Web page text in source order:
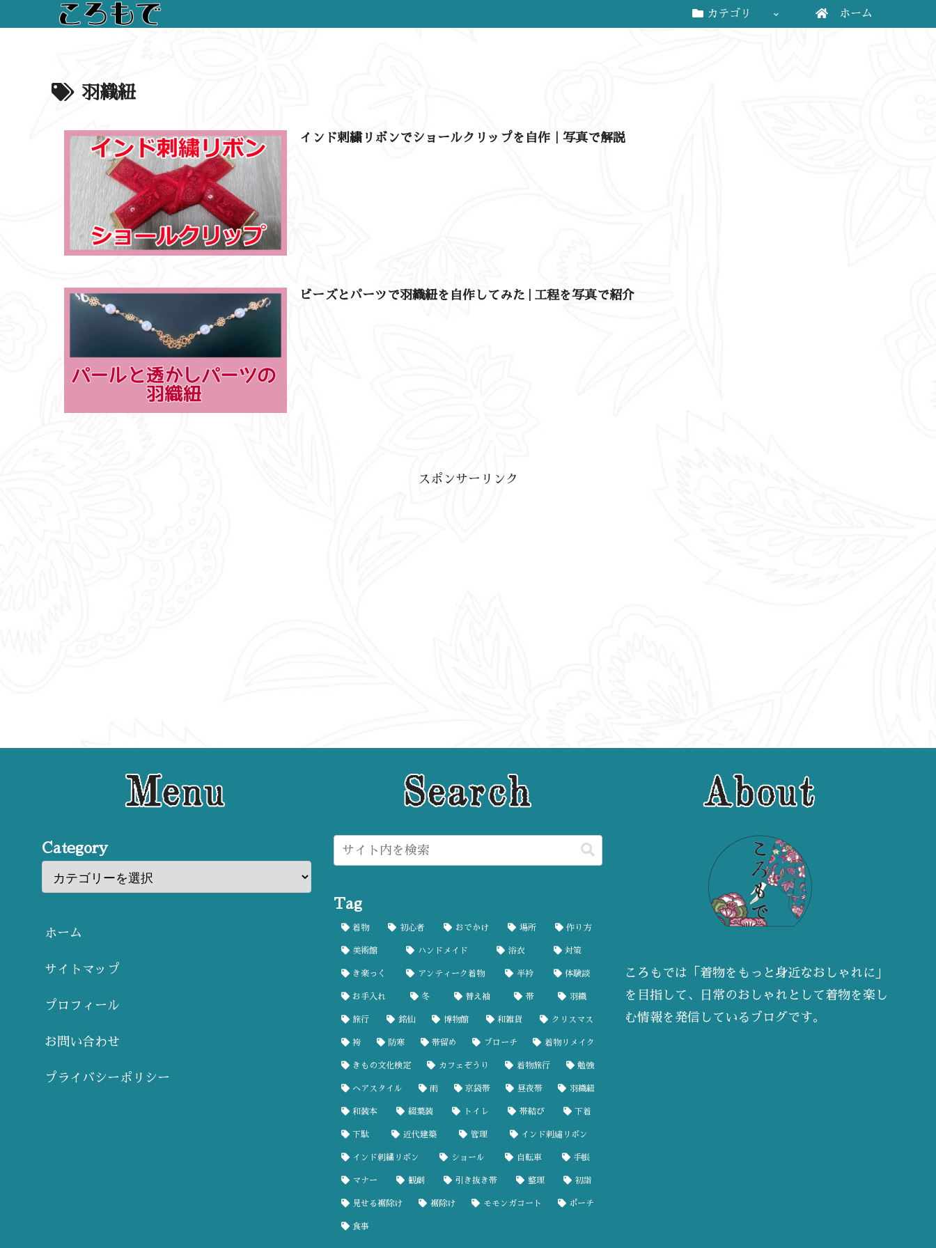
カテゴリ ホーム
羽織紐
インド刺繍リボンでショールクリップを自作｜写真で解説
ビーズとパーツで羽織紐を自作してみた | 工程を写真で紹介
スポンサーリンク
Category
ホーム
サイトマップ
プロフィール
お問い合わせ
プライバシーポリシー
Tag
着物 初心者 おでかけ 場所 作り方
美術館 ハンドメイド 浴衣 対策
き楽っく アンティーク着物 半衿 体験談
お手入れ 冬 替え袖 帯 羽織
旅行 銘仙 博物館 和雑貨 クリスマス
袴 防寒 帯留め ブローチ 着物リメイク
きもの文化検定 カフェぞうり 着物旅行 勉強
ヘアスタイル 雨 京袋帯 昼夜帯 羽織紐
和装本 綴葉装 トイレ 帯結び 下着
下駄 近代建築 管理 インド刺繡リボン
インド刺繍リボン ショール 自転車 手帳
マナー 観劇 引き抜き帯 整理 初詣
見せる裾除け 裾除け モモンガコート ポーチ
食事
ころもでは「着物をもっと身近なおしゃれに」
を目指して、日常のおしゃれとして着物を楽し
む情報を発信しているブログです。